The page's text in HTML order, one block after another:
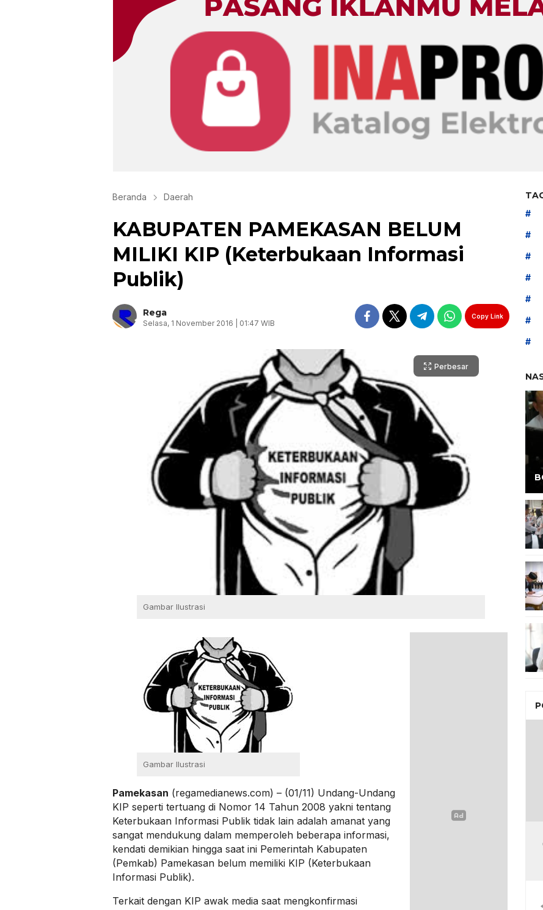
Beranda Daerah
KABUPATEN PAMEKASAN BELUM
MILIKI KIP (Keterbukaan Informasi
Publik)
Rega
Selasa, 1 November 2016 | 01:47 WIB
Copy Link
Perbesar
Gambar Ilustrasi
Gambar Ilustrasi
Pamekasan (regamedianews.com) – (01/11) Undang-Undang
KIP seperti tertuang di Nomor 14 Tahun 2008 yakni tentang
Keterbukaan Informasi Publik tidak lain adalah amanat yang
sangat mendukung dalam memperoleh beberapa informasi,
kendati demikian hingga saat ini Pemerintah Kabupaten
(Pemkab) Pamekasan belum memiliki KIP (Keterbukaan
Informasi Publik).
Terkait dengan KIP awak media saat mengkonfirmasi
#
#
#
#
#
#
#